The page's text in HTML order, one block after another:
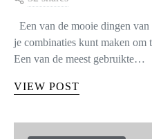
Een van de mooie dingen
je combinaties kunt maken om
Een van de meest gebruikte…
VIEW POST